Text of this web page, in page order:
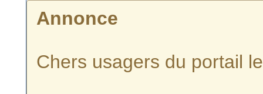
Annonce
Chers usagers du portail